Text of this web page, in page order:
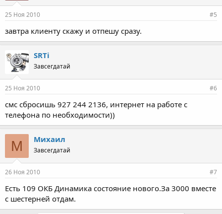
25 Ноя 2010 #5
завтра клиенту скажу и отпешу сразу.
SRTi
Завсегдатай
25 Ноя 2010 #6
смс сбросишь 927 244 2136, интернет на работе с
телефона по необходимости))
М Михаил
Завсегдатай
26 Ноя 2010 #7
Есть 109 ОКБ Динамика состояние нового.За 3000 вместе
с шестерней отдам.